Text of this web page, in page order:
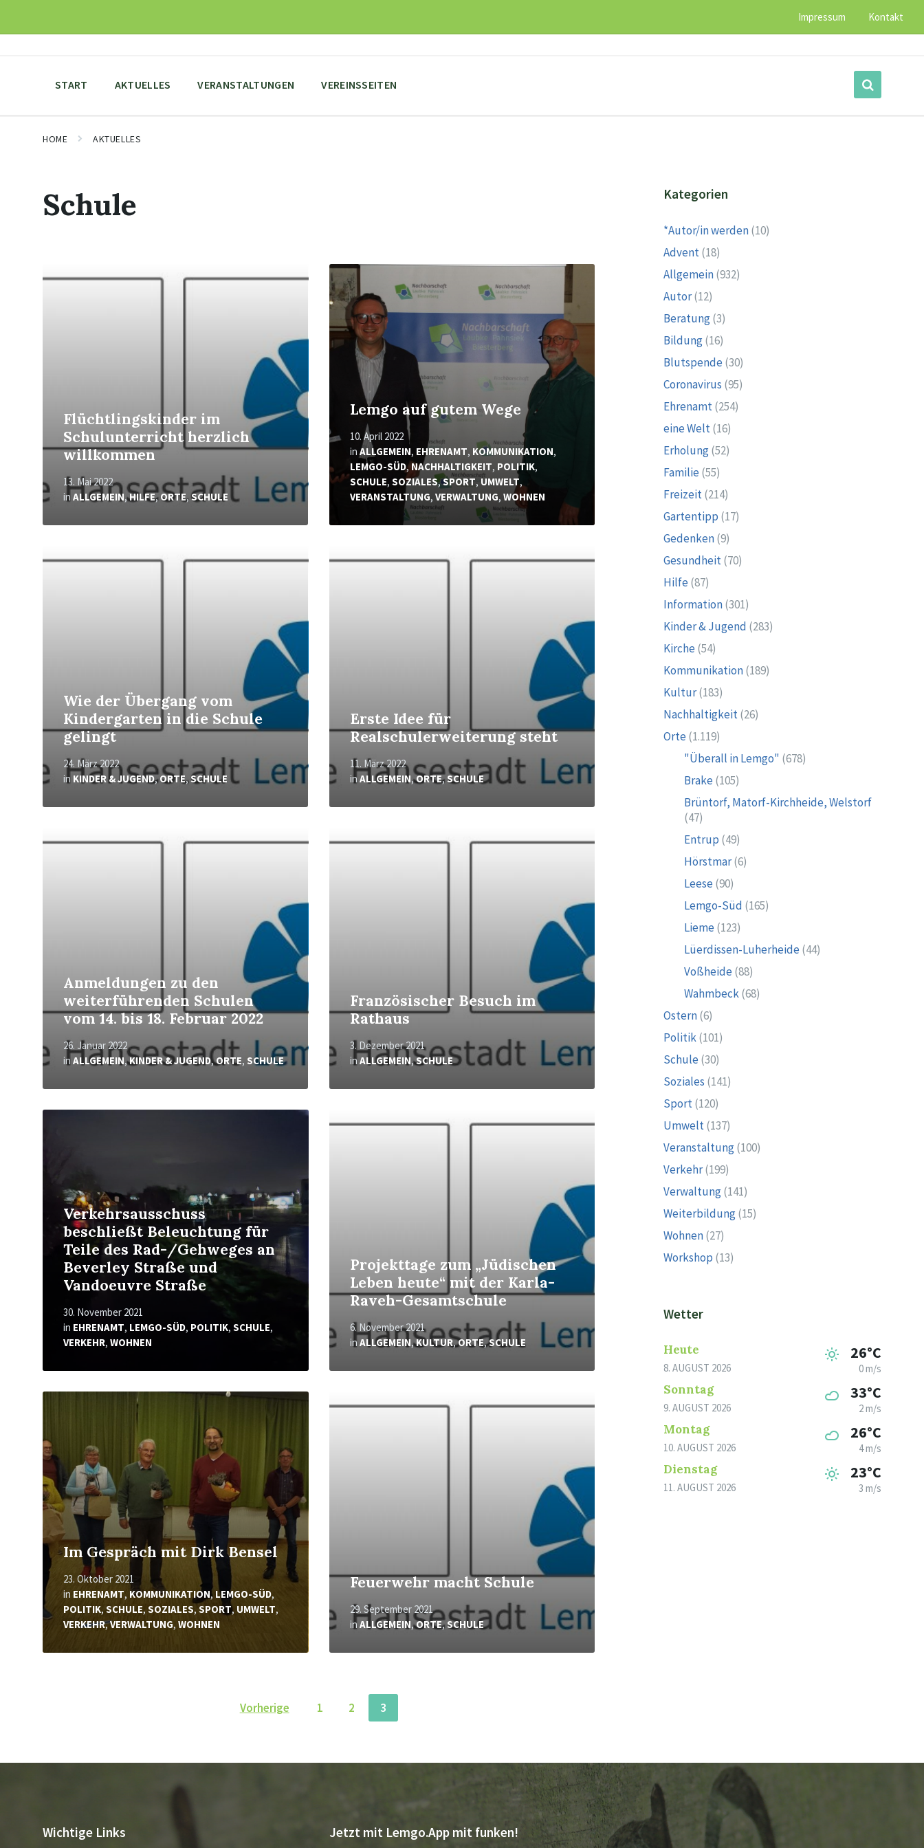
content
main
footer
Impressum Kontakt
START AKTUELLES VERANSTALTUNGEN VEREINSSEITEN
HOME AKTUELLES
Schule
Flüchtlingskinder im
Schulunterricht herzlich
willkommen
13. Mai 2022
in ALLGEMEIN,HILFE,ORTE,SCHULE
erfahren
Lemgo auf gutem Wege
10. April 2022
in ALLGEMEIN, EHRENAMT, KOMMUNIKATION,
LEMGO-SÜD,NACHHALTIGKEIT, POLITIK,
SCHULE, SOZIALES,SPORT, UMWELT,
VERANSTALTUNG, VERWALTUNG, WOHNEN
Mehr
erfahren
Wie der Übergang vom
Kindergarten in die Schule
gelingt
24. März 2022
in KINDER & JUGEND,ORTE,SCHULE
erfahren
Erste Idee für
Realschulerweiterung steht
11. März 2022
in ALLGEMEIN,ORTE,SCHULE
erfahren
Anmeldungen zu den
weiterführenden Schulen
vom 14. bis 18. Februar 2022
26. Januar 2022
in ALLGEMEIN,KINDER & JUGEND,ORTE, SCHULE
erfahren
Französischer Besuch im
Rathaus
3. Dezember 2021
in ALLGEMEIN,SCHULE
erfahren
Verkehrsausschuss
beschließt Beleuchtung für
Teile des Rad-/Gehweges an
Beverley Straße und
Vandoeuvre Straße
30. November 2021
in EHRENAMT, LEMGO-SÜD, POLITIK, SCHULE,
VERKEHR, WOHNEN
Mehr
Projekttage zum „Jüdischen
Leben heute“ mit der Karla-
Raveh-Gesamtschule
6. November 2021
in ALLGEMEIN,KULTUR,ORTE,SCHULE
erfahren
Im Gespräch mit Dirk Bensel
23. Oktober 2021
in EHRENAMT, KOMMUNIKATION, LEMGO-SÜD,
POLITIK, SCHULE, SOZIALES, SPORT, UMWELT,
VERKEHR,VERWALTUNG, WOHNEN
Mehr
Feuerwehr macht Schule
29. September 2021
in ALLGEMEIN,ORTE,SCHULE
erfahren
Seitennummerierung
Beiträge
Vorherige 1 2 3
Kategorien
*Autor/in werden(10)
Advent(18)
Allgemein(932)
Autor(12)
Beratung(3)
Bildung(16)
Blutspende (30)
Coronavirus (95)
Ehrenamt(254)
eine Welt(16)
Erholung(52)
Familie (55)
Freizeit(214)
Gartentipp (17)
Gedenken(9)
Gesundheit(70)
Hilfe (87)
Information(301)
Kinder & Jugend (283)
Kirche (54)
Kommunikation(189)
Kultur(183)
Nachhaltigkeit(26)
Orte (1.119)
"Überall in Lemgo" (678)
Brake (105)
Brüntorf, Matorf-Kirchheide, Welstorf
(47)
Entrup (49)
Hörstmar(6)
Leese (90)
Lemgo-Süd (165)
Lieme (123)
Lüerdissen-Luherheide (44)
Voßheide (88)
Wahmbeck(68)
Ostern(6)
Politik(101)
Schule (30)
Soziales (141)
Sport(120)
Umwelt(137)
Veranstaltung(100)
Verkehr(199)
Verwaltung(141)
Weiterbildung(15)
Wohnen(27)
Workshop (13)
Wetter
Heute
8. AUGUST 2026
26°C
0 m/s
Sonntag
9. AUGUST 2026
33°C
2 m/s
Montag
10. AUGUST 2026
26°C
4 m/s
Dienstag
11. AUGUST 2026
23°C
3 m/s
Wichtige Links Jetzt mit Lemgo.App mit funken!